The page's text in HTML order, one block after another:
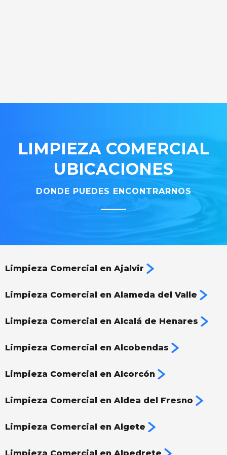
LIMPIEZA COMERCIAL
UBICACIONES
DONDE PUEDES ENCONTRARNOS
Limpieza Comercial en Ajalvir
Limpieza Comercial en Alameda del Valle
Limpieza Comercial en Alcalá de Henares
Limpieza Comercial en Alcobendas
Limpieza Comercial en Alcorcón
Limpieza Comercial en Aldea del Fresno
Limpieza Comercial en Algete